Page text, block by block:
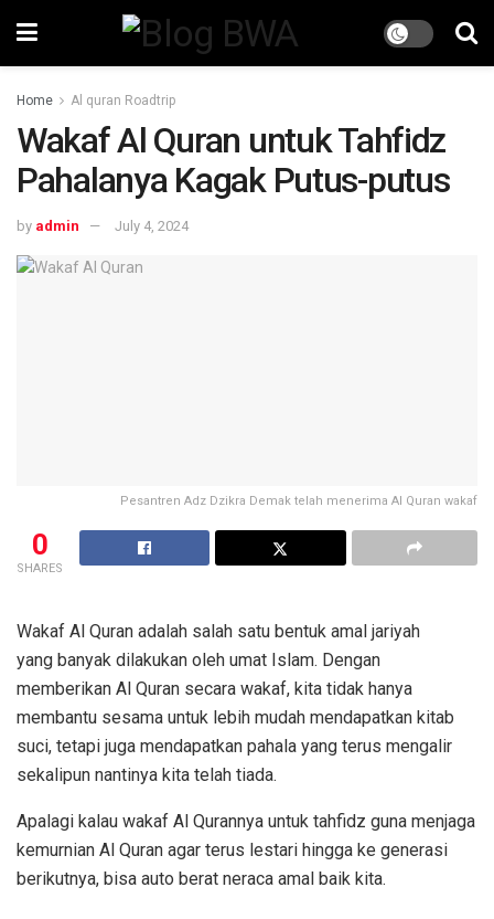
Home Al quran Roadtrip
Wakaf Al Quran untuk Tahfidz
Pahalanya Kagak Putus-putus
by admin July 4, 2024
Pesantren Adz Dzikra Demak telah menerima Al Quran wakaf
0
SHARES
Wakaf Al Quran adalah salah satu bentuk amal jariyah
yang banyak dilakukan oleh umat Islam. Dengan
memberikan Al Quran secara wakaf, kita tidak hanya
membantu sesama untuk lebih mudah mendapatkan kitab
suci, tetapi juga mendapatkan pahala yang terus mengalir
sekalipun nantinya kita telah tiada.
Apalagi kalau wakaf Al Qurannya untuk tahfidz guna menjaga
kemurnian Al Quran agar terus lestari hingga ke generasi
berikutnya, bisa auto berat neraca amal baik kita.